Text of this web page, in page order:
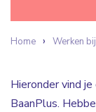
Home Werken bij
Hieronder vind
BaanPlus.